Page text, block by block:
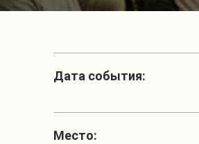
Дата события:
Место: